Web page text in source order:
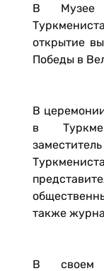
В Музее
открытие
Победы в
В
в
также
В своем